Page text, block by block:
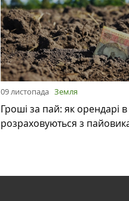
09 листопада Земля
Гроші за пай: як орендарі в
розраховуються з